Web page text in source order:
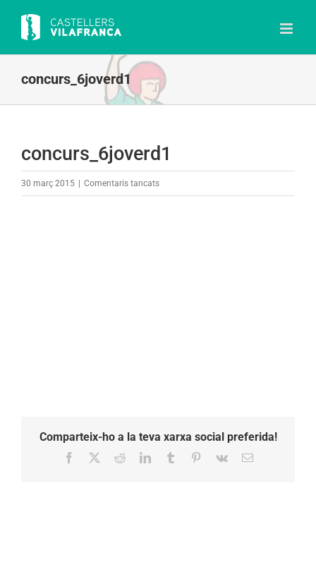
content
concurs_6joverd1
concurs_6joverd1
30 març 2015 Comentaris tancatsa
Comparteix-ho a la teva xarxa social preferida!
Facebook RedditLinkedInTumblr Pinterest
Vk Email: